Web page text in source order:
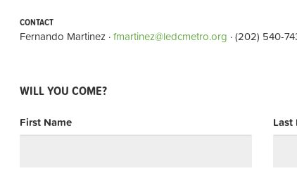
CONTACT
Fernando Martinez ·fmartinez@ledcmetro.org · (202) 540-
WILL YOU COME?
First Name Last